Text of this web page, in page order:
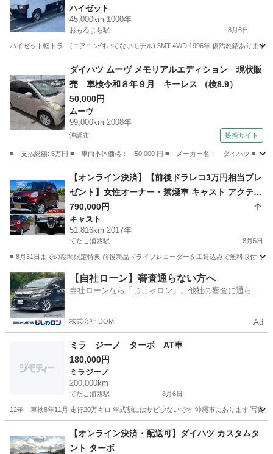
ハイゼット
45,000km 1000年
おもろまち駅 8月6日
ハイゼット軽トラ (エアコン付いてないモデル) 5MT 4WD 1996年 傷汚れ錆あります
おもろまち駅 ハイゼット
ダイハツ ムーヴ メモリアルエディション 現状販
売 車検令和８年９月 キーレス （検8.9）
50,000円
ムーヴ
99,000km 2008年
沖縄市 提携サイト
■ 支払総額: 6万円 ■ 車両本体価格： 50,000 円 ■ メーカー名： ダイハツ ■
ムーヴ
【オンライン決済】【前後ドラレコ3万円相当プレ
ゼント】女性オーナー・禁煙車 キャスト アクティ
バX H29年 走行5.1万km 車検R10年6月
790,000円
キャスト
51,816km 2017年
てだこ浦西駅 8月6日
■ 8月31日までの期間限定特典 前後新品ドライブレコーダーを工賃込みで無料取付（
沖縄 中頭郡 てだこ浦西駅 キャスト 走行距離
【自社ローン】審査通らない方へ
自社ローンなら「じしゃロン」。他社の審査に通らな
株式会社IDOM Ad
ミラ ジーノ ターボ AT車
180,000円
ミラジーノ
200,000km
てだこ浦西駅 8月6日
12年 車検8年11月 走行20万キロ 年式割にはサビ少ないです 沖縄市にあります 写真後
てだこ浦西駅 ミラジーノ AT車
【オンライン決済・配送可】ダイハツ カスタムタ
ント ターボ